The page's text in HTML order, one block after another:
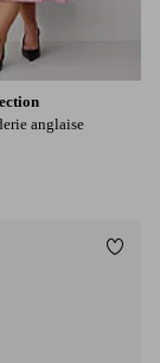
anglaise